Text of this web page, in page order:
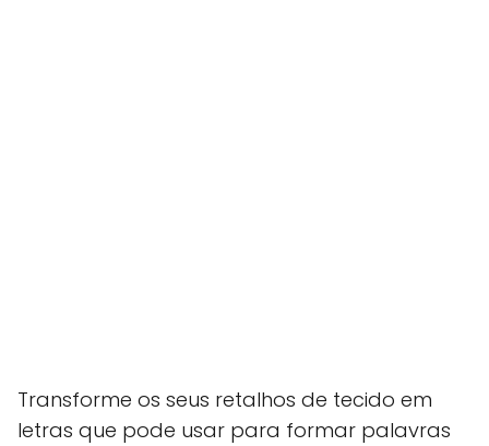
Transforme os seus retalhos de tecido em
letras que pode usar para formar palavras